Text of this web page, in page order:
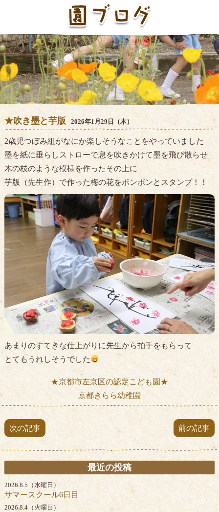
★吹き墨と芋版 2026年1月29日（木）
2歳児つぼみ組がなにか楽しそうなことをやっていました
墨を紙に垂らしストローで息を吹きかけて墨を飛び散らせ
木の枝のような模様を作ったその上に
芋版（先生作）で作った梅の花をポンポンとスタンプ！！
あまりのすてきな仕上がりに先生から拍手をもらって
とてもうれしそうでした
★京都市左京区の認定こども園★
京都きらら幼稚園
次の記事 前の記事
最近の投稿
2026.8.5（水曜日）
サマースクール6日目
2026.8.4（火曜日）